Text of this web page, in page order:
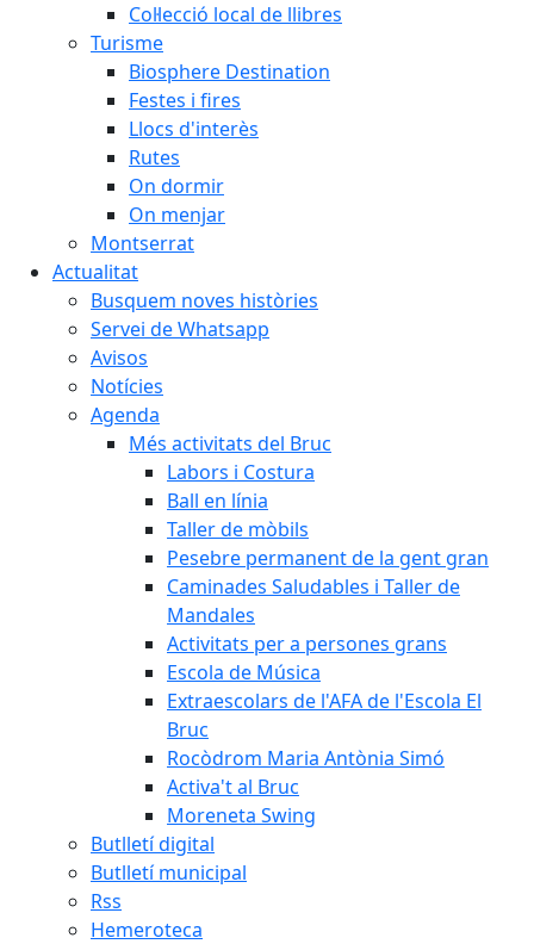
Col·lecció local de llibres
Turisme
Biosphere Destination
Festes i fires
Llocs d'interès
Rutes
On dormir
On menjar
Montserrat
Actualitat
Busquem noves històries
Servei de Whatsapp
Avisos
Notícies
Agenda
Més activitats del Bruc
Labors i Costura
Ball en línia
Taller de mòbils
Pesebre permanent de la gent gran
Caminades Saludables i Taller de
Mandales
Activitats per a persones grans
Escola de Música
Extraescolars de l'AFA de l'Escola El
Bruc
Rocòdrom Maria Antònia Simó
Activa't al Bruc
Moreneta Swing
Butlletí digital
Butlletí municipal
Rss
Hemeroteca